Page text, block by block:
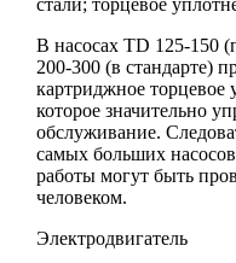
В насосах TD 125-150
200-300 (в стандарте)
картриджное торцевое
которое значительно
обслуживание.
самых больших
работы могут быть
человеком.
Электродвигатель